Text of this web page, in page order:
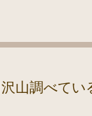
山調べて